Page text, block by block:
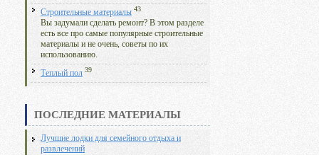
Строительные материалы 43
Вы задумали сделать ремонт? В этом разделе
есть все про самые популярные строительные
материалы и не очень, советы по их
использованию.
Теплый пол 39
ПОСЛЕДНИЕ МАТЕРИАЛЫ
Лучшие лодки для семейного отдыха и
развлечений